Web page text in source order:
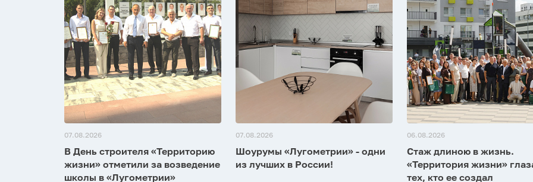
07.08.2026
В День строителя «Территорию
жизни» отметили за возведение
школы в «Лугометрии»
07.08.2026
Шоурумы «Лугометрии» - одни
из лучших в России!
06.08.2026
Стаж длиною в жизнь.
«Территория жизни»
тех, кто ее создал